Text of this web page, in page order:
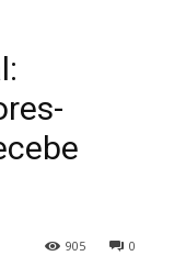
0
905